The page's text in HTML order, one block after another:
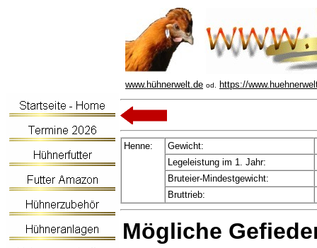
www.hühnerwelt.de od. https://
Henne:
Gewicht:
Legeleistung im 1. Jahr:
Bruteier-Mindestgewicht:
Bruttrieb:
Mögliche